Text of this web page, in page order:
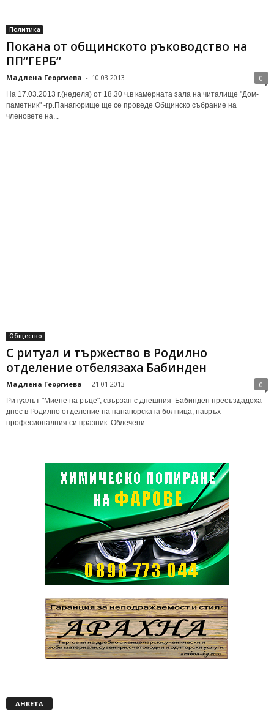
Политика
Покана от общинското ръководство на
ПП“ГЕРБ“
Мадлена Георгиева - 10.03.2013 0
На 17.03.2013 г.(неделя) от 18.30 ч.в камерната зала на читалище "Дом-
паметник" -гр.Панагюрище ще се проведе Общинско събрание на
членовете на...
Общество
С ритуал и тържество в Родилно
отделение отбелязаха Бабинден
Мадлена Георгиева - 21.01.2013 0
Ритуалът "Миене на ръце", свързан с днешния Бабинден пресъздадоха
днес в Родилно отделение на панагюрската болница, навръх
професионалния си празник. Облечени...
АНКЕТА